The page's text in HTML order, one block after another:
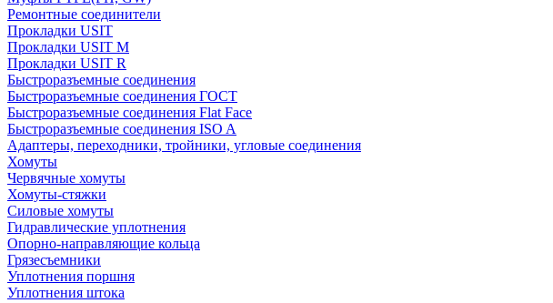
Ремонтные соединители
Прокладки USIT
Прокладки USIT M
Прокладки USIT R
Быстроразъемные соединения
Быстроразъемные соединения ГОСТ
Быстроразъемные соединения Flat Face
Быстроразъемные соединения ISO A
Адаптеры, переходники, тройники, угловые соединения
Хомуты
Червячные хомуты
Хомуты-стяжки
Силовые хомуты
Гидравлические уплотнения
Опорно-направляющие кольца
Грязесъемники
Уплотнения поршня
Уплотнения штока